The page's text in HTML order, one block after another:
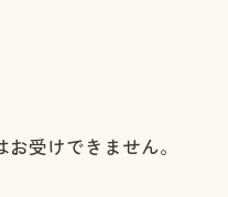
受けできません。